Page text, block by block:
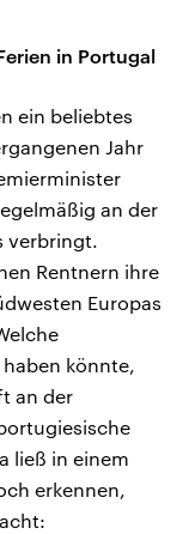
in Portugal
ein beliebtes
Jahr
an der
verbringt.
Rentnern ihre
Europas
könnte,
an der
ließ in einem
erkennen,